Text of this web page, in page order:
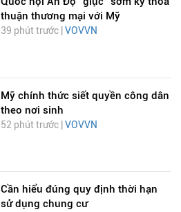
thuận thương mại với Mỹ
39 phút trước | VOVVN
Mỹ chính thức siết quyền công dân
theo nơi sinh
52 phút trước | VOVVN
Cần hiểu đúng quy định thời hạn
sử dụng chung cư